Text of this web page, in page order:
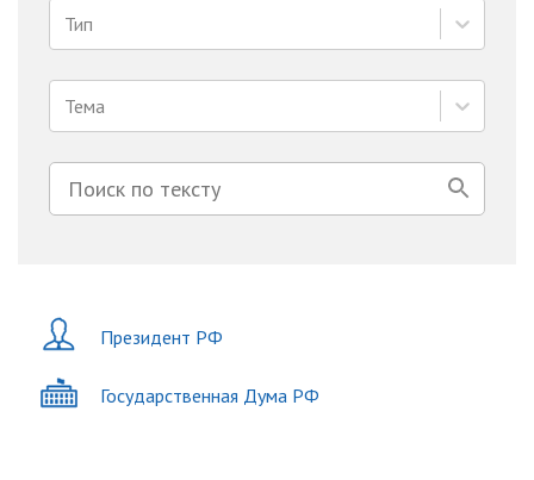
Тип
Тема
Президент РФ
Государственная Дума РФ